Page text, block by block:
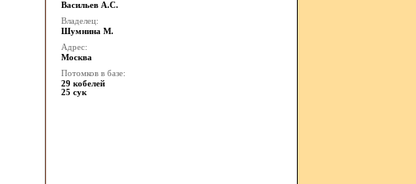
Васильев А.С.
Владелец:
Шумнина М.
Адрес:
Москва
Потомков в базе:
29 кобелей
25 сук